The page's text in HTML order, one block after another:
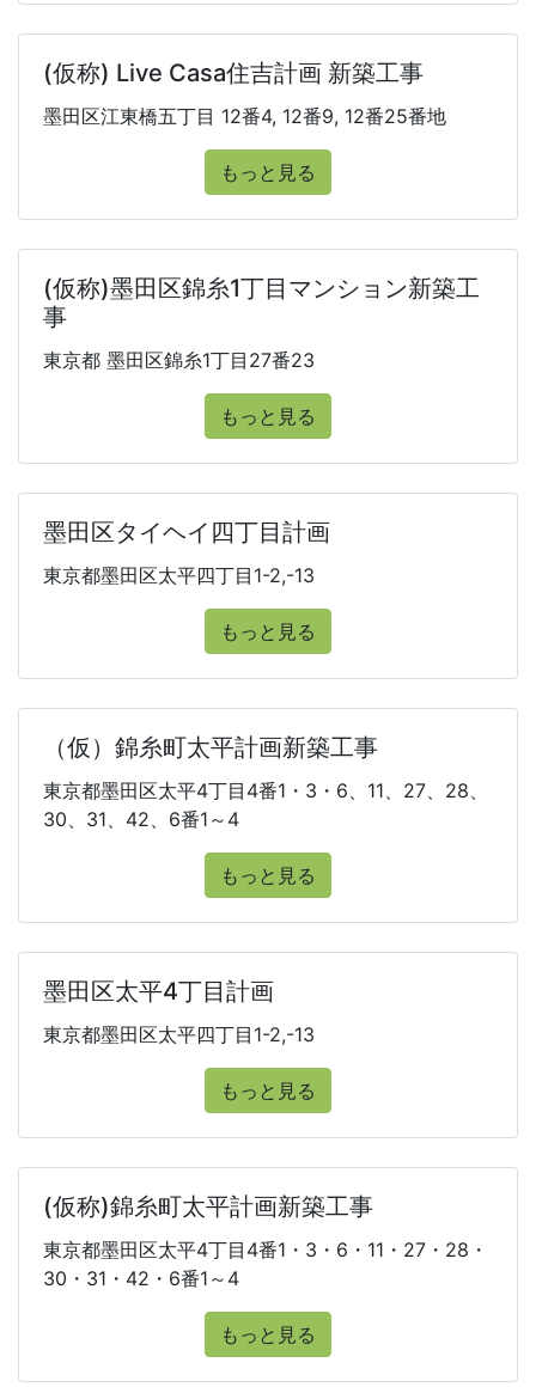
(仮称) Live Casa住吉計画 新築工事
墨田区江東橋五丁目 12番4, 12番9, 12番25番地
もっと見る
(仮称)墨田区錦糸1丁目マンション新築工
事
東京都 墨田区錦糸1丁目27番23
もっと見る
墨田区タイヘイ四丁目計画
東京都墨田区太平四丁目1-2,-13
もっと見る
（仮）錦糸町太平計画新築工事
東京都墨田区太平4丁目4番1・3・6、11、27、28、
30、31、42、6番1～4
もっと見る
墨田区太平4丁目計画
東京都墨田区太平四丁目1-2,-13
もっと見る
(仮称)錦糸町太平計画新築工事
東京都墨田区太平4丁目4番1・3・6・11・27・28・
30・31・42・6番1～4
もっと見る